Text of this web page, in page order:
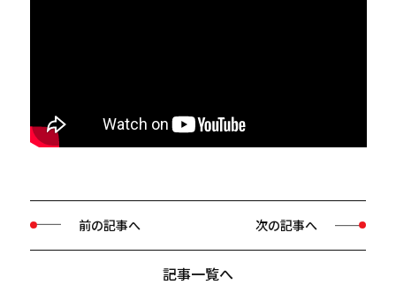
前の記事へ
記事一覧へ
次の記事へ